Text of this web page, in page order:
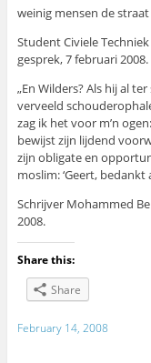
weinig mensen de straat
Student Civiele
gesprek, 7 februari 2008.
„En Wilders? Als hij al
verveeld
zag ik het voor m’n
bewijst zijn lijdend
zijn obligate en
moslim: ‘Geert, bedankt
Schrijver Mohammed
2008.
Share this:
Share
February 14, 2008